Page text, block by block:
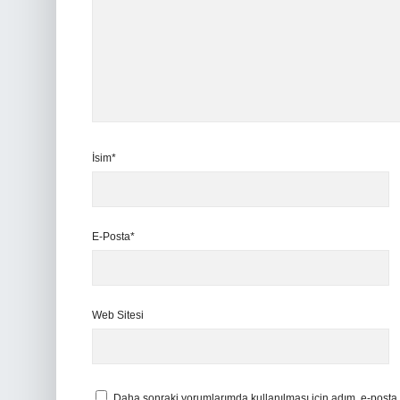
İsim*
E-Posta*
Web Sitesi